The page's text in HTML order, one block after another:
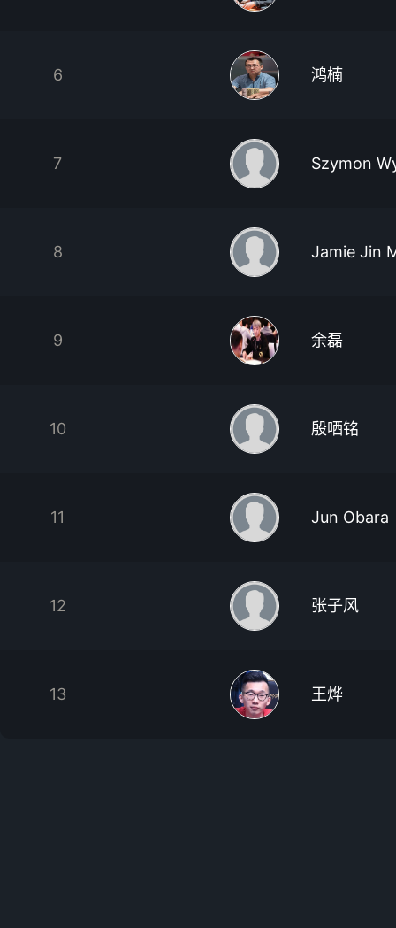
6 鸿楠
7 Szymon
8 Jamie Jin
9 余磊
10 殷哂铭
11 Jun Obara
12 张子风
13 王烨